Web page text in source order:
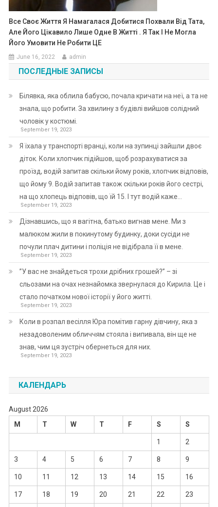
Все Своє Життя Я Намагалася Добитися Похвали Від Тата,
Але Його Цікавило Лише Одне В Житті . Я Так І Не Могла
Його Умовити Не Робити ЦЕ
June 16, 2022 admin
ПОСЛЕДНЫЕ ЗАПИСЫ
Білявка, яка облила бабусю, почала кричати на неї, а та не
знала, що робити. За хвилину з будівлі вийшов солідний
чоловік у костюмі.
September 19, 2023
Я їхала у транспорті вранці, коли на зупинці зайшли двоє
діток. Коли хлопчик підійшов, щоб розрахуватися за
проїзд, водій запитав скільки йому років, хлопчик відповів,
що йому 9. Водій запитав також скільки років його сестрі,
на що хлопець відповів, що їй 15. І тут водій каже…
September 19, 2023
Дізнавшись, що я вагітна, батько вигнав мене. Ми з
малюком жили в покинутому будинку, доки сусіди не
почули плач дитини і поліція не відібрала її в мене.
September 19, 2023
”У вас не знайдеться трохи дрібних грошей?” – зі
сльозами на очах незнайомка звернулася до Кирила. Це і
стало початком нової історії у його житті.
September 19, 2023
Коли в розпал весілля Юра помітив гарну дівчину, яка з
незадоволеним обличчям стояла і випивала, він ще не
знав, чим ця зустріч обернеться для них.
September 19, 2023
КАЛЕНДАРЬ
August 2026
M
T W T F S S
1 2
3 4 5 6 7 8 9
10 11 12 13 14 15 16
17 18 19 20 21 22 23